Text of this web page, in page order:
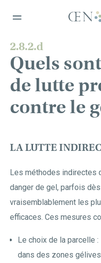
2.8.2.d
Quels
de lutte
contre le
LA LUTTE
Les méthodes indirectes
danger de gel, parfois
vraisemblablement les
efficaces. Ces mesures
Le choix de la parcelle
dans des zones